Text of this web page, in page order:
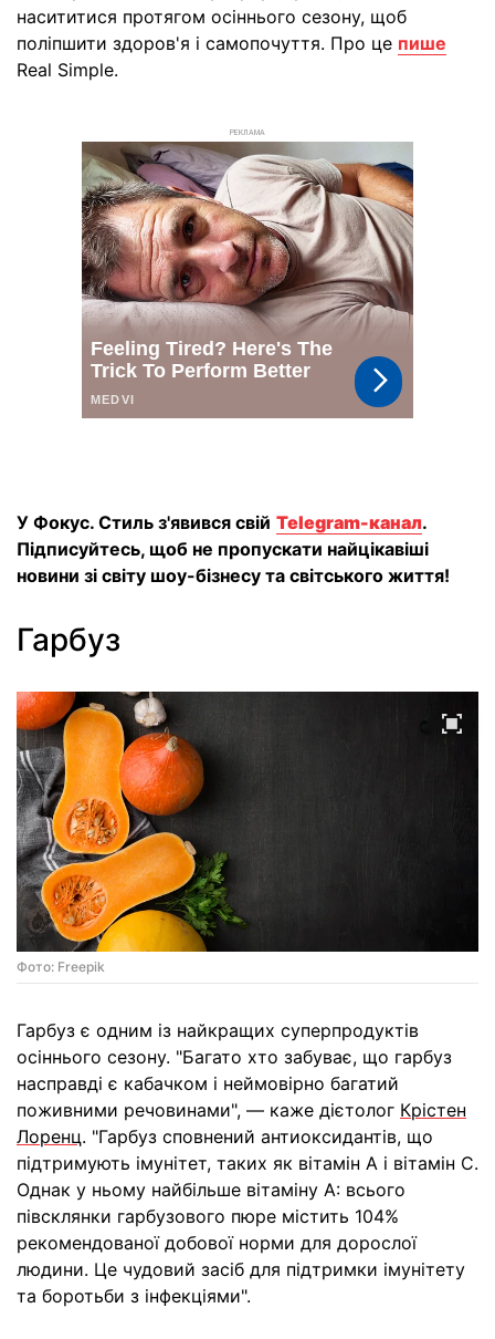
насититися протягом осіннього сезону, щоб
поліпшити здоров'я і самопочуття. Про це пише
Real Simple.
РЕКЛАМА
У Фокус. Стиль з'явився свій Telegram-канал.
Підписуйтесь, щоб не пропускати найцікавіші
новини зі світу шоу-бізнесу та світського життя!
Гарбуз
Фото: Freepik
Гарбуз є одним із найкращих суперпродуктів
осіннього сезону. "Багато хто забуває, що гарбуз
насправді є кабачком і неймовірно багатий
поживними речовинами", — каже дієтолог Крістен
Лоренц. "Гарбуз сповнений антиоксидантів, що
підтримують імунітет, таких як вітамін А і вітамін С.
Однак у ньому найбільше вітаміну А: всього
півсклянки гарбузового пюре містить 104%
рекомендованої добової норми для дорослої
людини. Це чудовий засіб для підтримки імунітету
та боротьби з інфекціями".